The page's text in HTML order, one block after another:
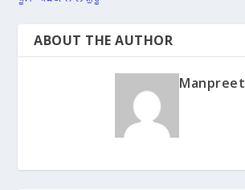
ABOUT THE AUTHOR
Manpreet